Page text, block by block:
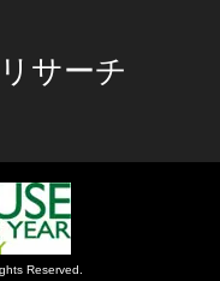
サーチ
Reserved.